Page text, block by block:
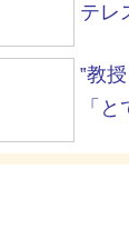
テレ
‟教
「